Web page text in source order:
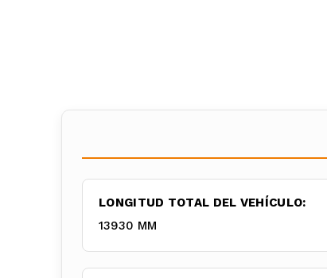
LONGITUD TOTAL DEL VEHÍCULO:
13930 MM